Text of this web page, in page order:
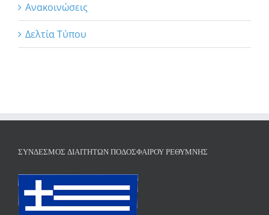
Ανακοινώσεις
Δελτία Τύπου
ΣΎΝΔΕΣΜΟΣ ΔΙΑΙΤΗΤΏΝ ΠΟΔΟΣΦΑΊΡΟΥ ΡΕΘΎΜΝΗΣ